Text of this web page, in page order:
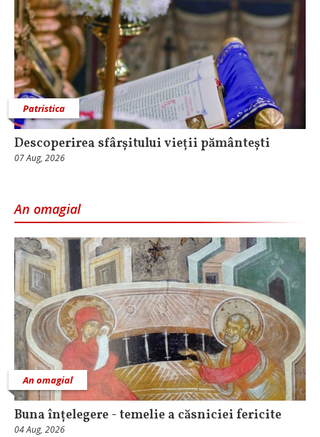
Patristica
Descoperirea sfârșitului vieții pământești
07 Aug, 2026
An omagial
An omagial
Buna înțelegere - temelie a căsniciei fericite
04 Aug, 2026